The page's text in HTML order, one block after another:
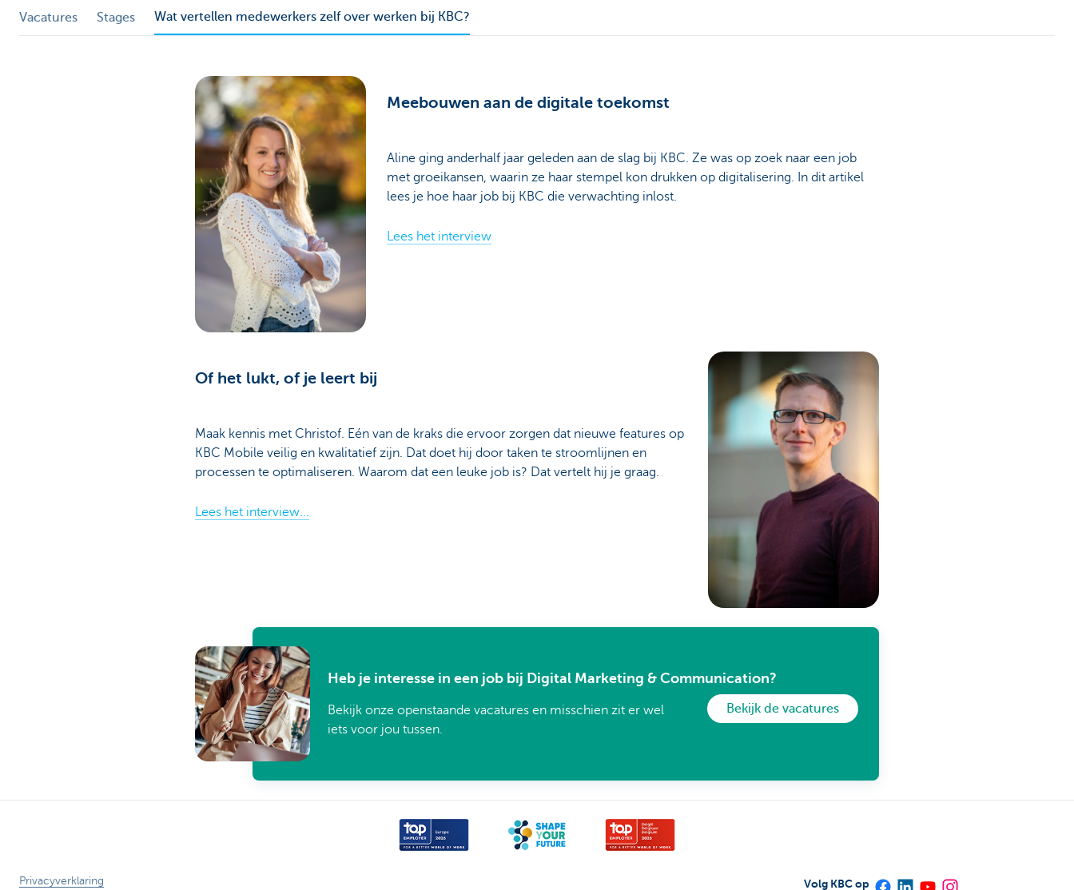
Vacatures Stages Wat vertellen medewerkers zelf over werken bij KBC?
Meebouwen aan de digitale toekomst
Aline ging anderhalf jaar geleden aan de slag bij KBC. Ze was op zoek naar een job
met groeikansen, waarin ze haar stempel kon drukken op digitalisering. In dit artikel
lees je hoe haar job bij KBC die verwachting inlost.
Lees het interview
Of het lukt, of je leert bij
Maak kennis met Christof. Eén van de kraks die ervoor zorgen dat nieuwe features op
KBC Mobile veilig en kwalitatief zijn. Dat doet hij door taken te stroomlijnen en
processen te optimaliseren. Waarom dat een leuke job is? Dat vertelt hij je graag.
Lees het interview...
Heb je interesse in een job bij Digital Marketing & Communication?
Bekijk onze openstaande vacatures en misschien zit er wel
iets voor jou tussen.
Bekijk de vacatures
Privacyverklaring Volg KBC op